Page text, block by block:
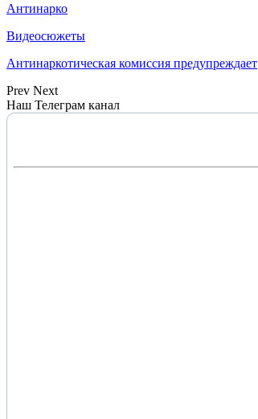
Антинарко
Видеосюжеты
Антинаркотическая комиссия предупреждает
Prev Next
Наш Телеграм канал